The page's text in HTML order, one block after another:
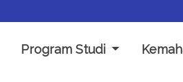
Program Studi